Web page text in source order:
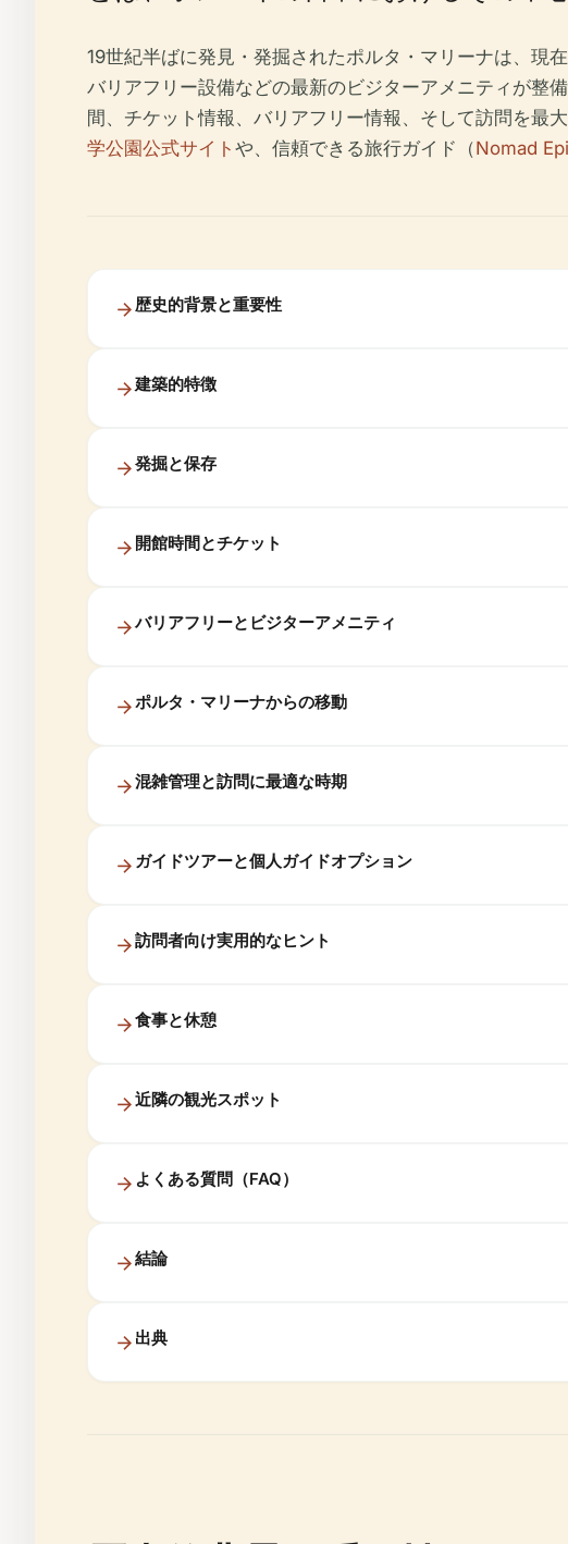
19世紀半ばに発見・発掘されたポルタ・マリーナは、現
バリアフリー設備などの最新のビジターアメニティが整
間、チケット情報、バリアフリー情報、そして訪問を最
学公園公式サイト や、信頼できる旅行ガイド（Nomad
歴史的背景と重要性
建築的特徴
発掘と保存
開館時間とチケット
バリアフリーとビジターアメニティ
ポルタ・マリーナからの移動
混雑管理と訪問に最適な時期
ガイドツアーと個人ガイドオプション
訪問者向け実用的なヒント
食事と休憩
近隣の観光スポット
よくある質問（FAQ）
結論
出典